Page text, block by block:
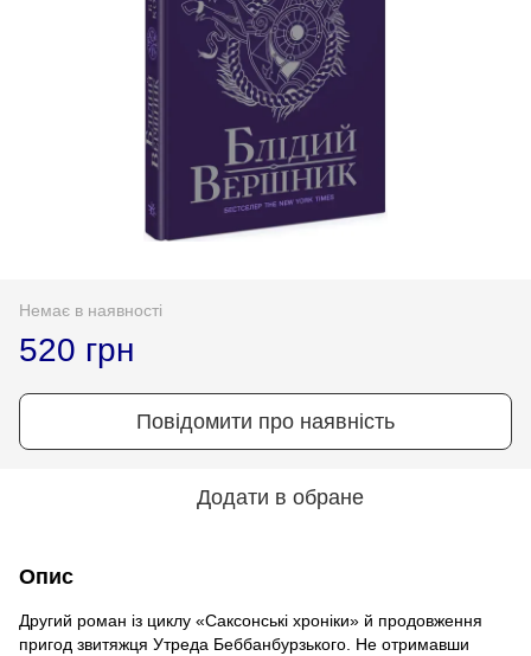
Немає в наявності
520 грн
Повідомити про наявність
Додати в обране
Опис
Другий роман із циклу «Саксонські хроніки» й продовження
пригод звитяжця Утреда Беббанбурзького. Не отримавши